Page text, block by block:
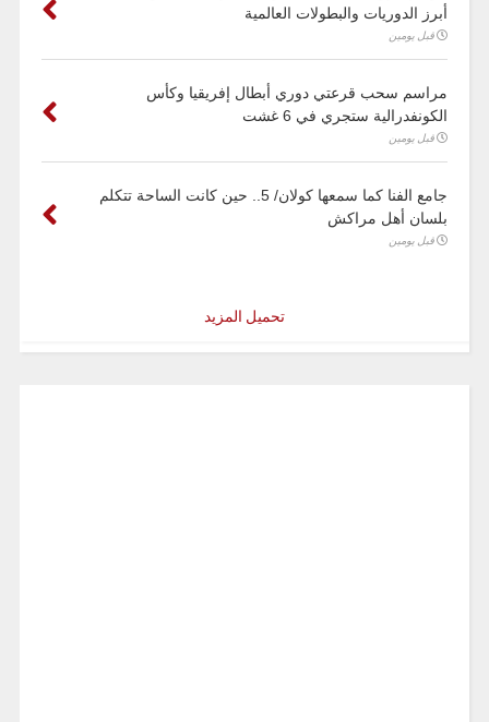
أبرز الدوريات والبطولات العالمية
قبل يومين
مراسم سحب قرعتي دوري أبطال إفريقيا وكأس
الكونفدرالية ستجري في 6 غشت
قبل يومين
جامع الفنا كما سمعها كولان/ 5.. حين كانت الساحة تتكلم
بلسان أهل مراكش
قبل يومين
تحميل المزيد